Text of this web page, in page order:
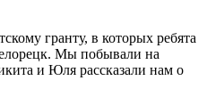
гранту, в которых ребята
Мы побывали на
и Юля рассказали нам о